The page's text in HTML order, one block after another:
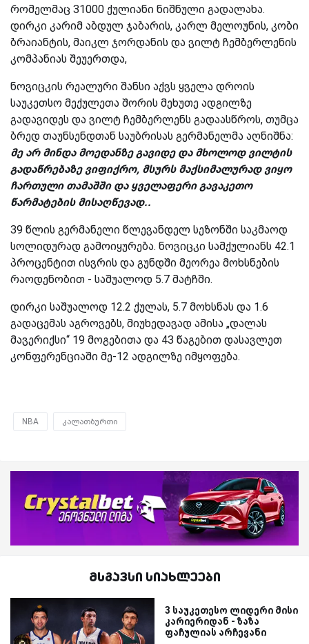
რომელმაც 31000 ქულიანი ნიშნული გადალახა.
დირკი კარიმ აბდულ ჯაბარის, კარლ მელოუნის, კობი
ბრაიანტის, მაიკლ ჯორდანის და ვილტ ჩემბერლენის
კომპანიას შეუერთდა,
ნოვიცკის რეალური შანსი აქვს ყველა დროის
საუკეთსო მექულეთა შორის მეხუთე ადგილზე
გადავიდეს და ვილტ ჩემბერლენს გადაასწროს, თუმცა
ბრედ თაუნსენდთან საუბრისას გერმანელმა აღნიშნა:
მე არ მინდა მოედანზე გავიდე და მხოლოდ ვილტის
გადაწრებაზე ვიფიქრო, მსურს მაქსიმალურად ვიყო
ჩართული თამაშში და ყველაფერი გავაკეთო
წარმატების მისაღწევად..
39 წლის გერმანელი წლევანდელ სეზონში საკმაოდ
სოლიდურად გამოიყურება. ნოვიცკი სამქულიანს 42.1
პროცენტით ისვრის და გუნდში მეორეა მოხსნების
რაოდენობით - საშუალოდ 5.7 მატჩში.
დირკი საშუალოდ 12.2 ქულას, 5.7 მოხსნას და 1.6
გადაცემას აგროვებს, მიუხედავად ამისა „დალას
მავერიქსი“ 19 მოგებითა და 43 წაგებით დასავლეთ
კონფერენციაში მე-12 ადგილზე იმყოფება.
NBA კალათბურთი
მსგავსი სიახლეები
3 საუკეთესო ლიდერი მისი
კარიერიდან - ზაზა
ფაჩულიას არჩევანი